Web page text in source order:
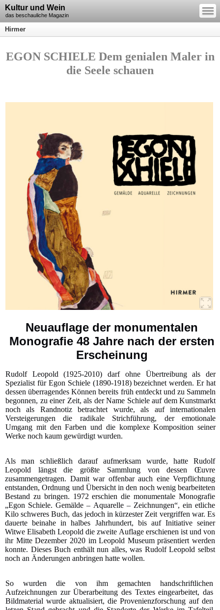
Kultur und Wein
das beschauliche Magazin
—
—
—
Hirmer
EGON SCHIELE Dem genialen Maler in
die Seele schauen
Neuauflage der monumentalen
Monografie 48 Jahre nach der ersten
Erscheinung
Rudolf Leopold (1925-2010) darf ohne Übertreibung als der
Spezialist für Egon Schiele (1890-1918) bezeichnet werden. Er hat
dessen überragendes Können bereits früh entdeckt und zu Sammeln
begonnen, zu einer Zeit, als der Name Schiele auf dem Kunstmarkt
noch als Randnotiz betrachtet wurde, als auf internationalen
Versteigerungen die radikale Strichführung, der emotionale
Umgang mit den Farben und die komplexe Komposition seiner
Werke noch kaum gewürdigt wurden.
Als man schließlich darauf aufmerksam wurde, hatte Rudolf
Leopold längst die größte Sammlung von dessen Œuvre
zusammengetragen. Damit war offenbar auch eine Verpflichtung
entstanden, Ordnung und Übersicht in den noch wenig bearbeiteten
Bestand zu bringen. 1972 erschien die monumentale Monografie
„Egon Schiele. Gemälde – Aquarelle – Zeichnungen“, ein etliche
Kilo schweres Buch, das jedoch in kürzester Zeit vergriffen war. Es
dauerte beinahe in halbes Jahrhundert, bis auf Initiative seiner
Witwe Elisabeth Leopold die zweite Auflage erschienen ist und von
ihr Mitte Dezember 2020 im Leopold Museum präsentiert werden
konnte. Dieses Buch enthält nun alles, was Rudolf Leopold selbst
noch an Änderungen anbringen hatte wollen.
So wurden die von ihm gemachten handschriftlichen
Aufzeichnungen zur Überarbeitung des Textes eingearbeitet, das
Bildmaterial wurde aktualisiert, die Provenienzforschung auf den